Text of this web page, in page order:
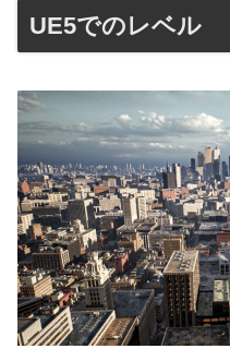
UE5でのレベル